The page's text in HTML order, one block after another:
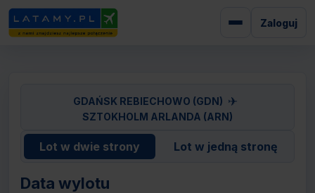
Zaloguj
GDAŃSK REBIECHOWO (GDN) ✈
SZTOKHOLM ARLANDA (ARN)
Lot w dwie strony Lot w jedną stronę
Data wylotu